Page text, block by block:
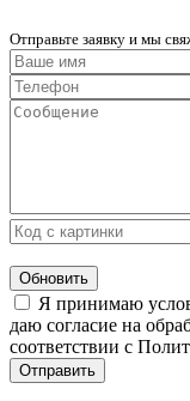
Отправьте заявку и мы
Обновить
Я принимаю
даю согласие на
соответствии с
Отправить